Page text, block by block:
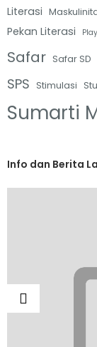
Literasi
Pekan Literasi
Safar Safar SD
SPS Stimulasi
Sumarti
Info dan Berita